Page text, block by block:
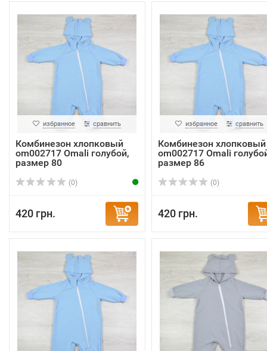
избранное сравнить
Комбинезон хлопковый
om002717 Omali голубой,
размер 80
(0)
420 грн.
избранное сравнить
Комбинезон хлопковый
om002717 Omali
размер 86
(0)
420 грн.